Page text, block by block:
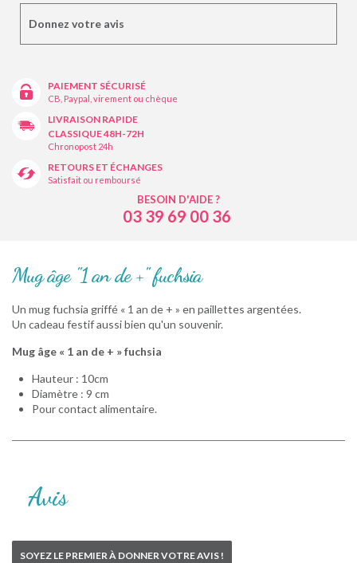
Donnez votre avis
PAIEMENT SÉCURISÉ
CB, Paypal, virement ou chèque
LIVRAISON RAPIDE
CLASSIQUE 48H-72H
Chronopost 24h
RETOURS ET ÉCHANGES
Satisfait ou remboursé
BESOIN D'AIDE ?
03 39 69 00 36
Mug âge "1 an de +" fuchsia
Un mug fuchsia griffé « 1 an de + » en paillettes argentées.
Un cadeau festif aussi bien qu'un souvenir.
Mug âge « 1 an de + » fuchsia
Hauteur : 10cm
Diamètre : 9 cm
Pour contact alimentaire.
Avis
SOYEZ LE PREMIER À DONNER VOTRE AVIS !